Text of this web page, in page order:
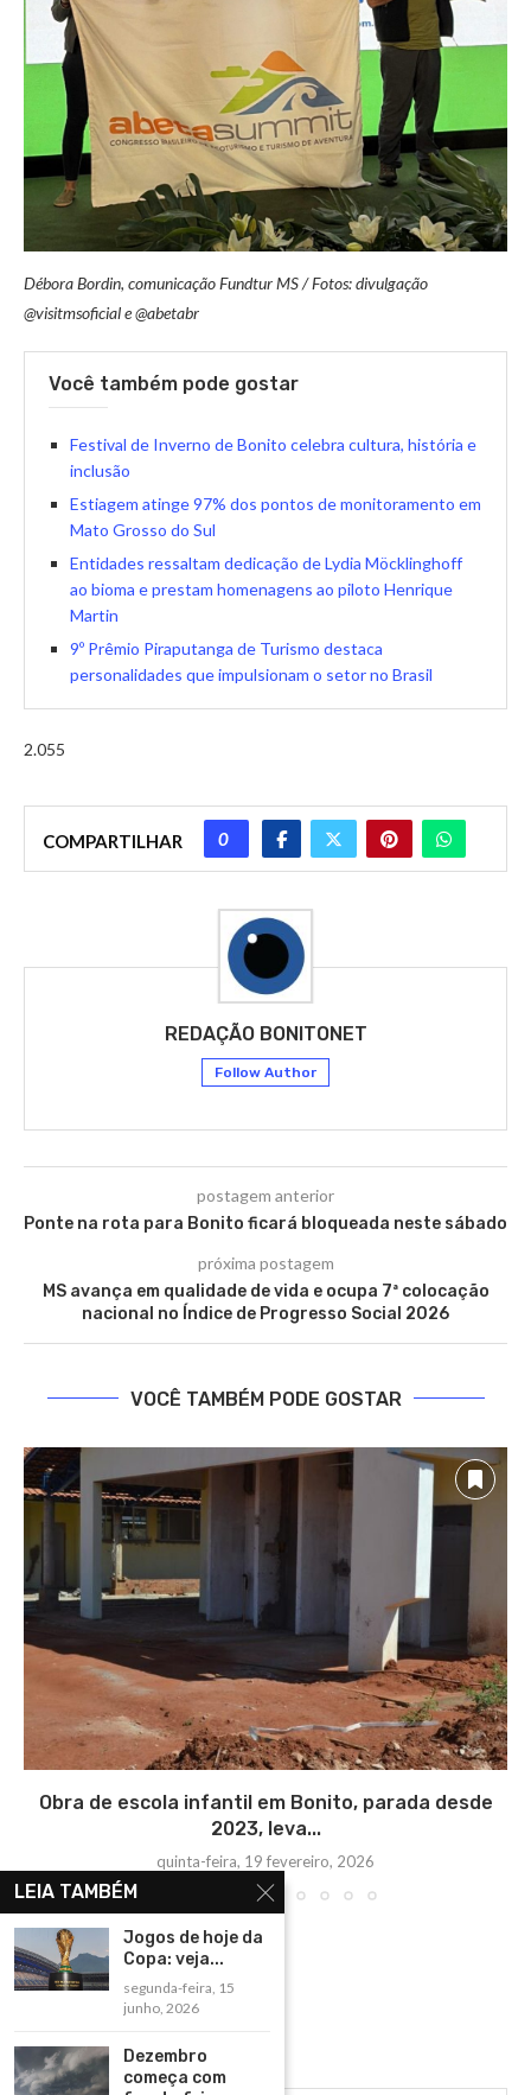
Débora Bordin, comunicação Fundtur MS / Fotos: divulgação
@visitmsoficial e @abetabr
Você também pode gostar
Festival de Inverno de Bonito celebra cultura, história e
inclusão
Estiagem atinge 97% dos pontos de monitoramento em
Mato Grosso do Sul
Entidades ressaltam dedicação de Lydia Möcklinghoff
ao bioma e prestam homenagens ao piloto Henrique
Martin
9º Prêmio Piraputanga de Turismo destaca
personalidades que impulsionam o setor no Brasil
2.055
COMPARTILHAR 0
REDAÇÃO BONITONET
Follow Author
postagem anterior
Ponte na rota para Bonito ficará bloqueada neste sábado
próxima postagem
MS avança em qualidade de vida e ocupa 7ª colocação
nacional no Índice de Progresso Social 2026
VOCÊ TAMBÉM PODE GOSTAR
Obra de escola infantil em Bonito, parada desde
2023, leva...
quinta-feira, 19 fevereiro, 2026
LEIA TAMBÉM
Jogos de hoje da
Copa: veja...
segunda-feira, 15
junho, 2026
Dezembro
começa com